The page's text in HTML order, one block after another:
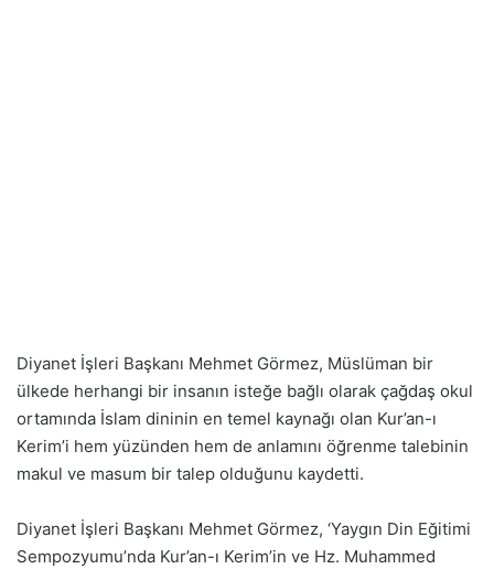
Diyanet İşleri Başkanı Mehmet Görmez, Müslüman bir
ülkede herhangi bir insanın isteğe bağlı olarak çağdaş okul
ortamında İslam dininin en temel kaynağı olan Kur’an-ı
Kerim’i hem yüzünden hem de anlamını öğrenme talebinin
makul ve masum bir talep olduğunu kaydetti.
Diyanet İşleri Başkanı Mehmet Görmez, ‘Yaygın Din Eğitimi
Sempozyumu’nda Kur’an-ı Kerim’in ve Hz. Muhammed